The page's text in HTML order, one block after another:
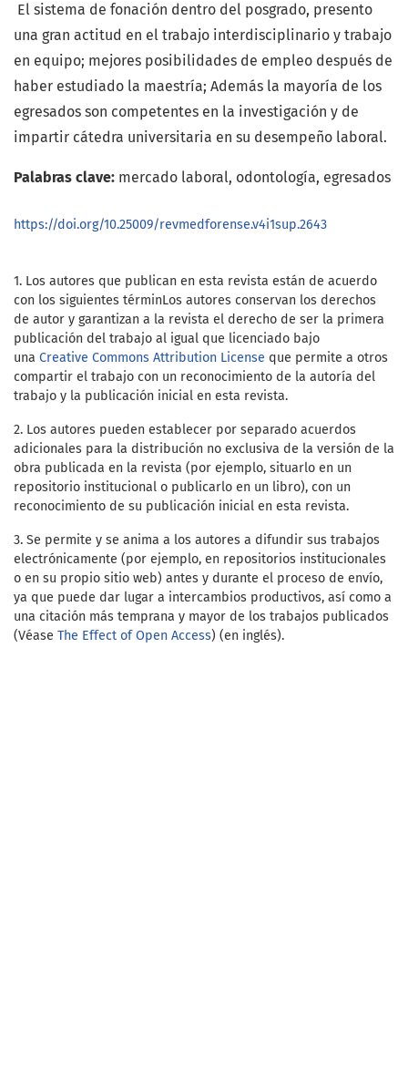
El sistema de fonación dentro del posgrado, presento
una gran actitud en el trabajo interdisciplinario y trabajo
en equipo; mejores posibilidades de empleo después de
haber estudiado la maestría; Además la mayoría de los
egresados son competentes en la investigación y de
impartir cátedra universitaria en su desempeño laboral.
Palabras clave: mercado laboral, odontología, egresados
https://doi.org/10.25009/revmedforense.v4i1sup.2643
1. Los autores que publican en esta revista están de acuerdo
con los siguientes términLos autores conservan los derechos
de autor y garantizan a la revista el derecho de ser la primera
publicación del trabajo al igual que licenciado bajo
una Creative Commons Attribution License que permite a otros
compartir el trabajo con un reconocimiento de la autoría del
trabajo y la publicación inicial en esta revista.
2. Los autores pueden establecer por separado acuerdos
adicionales para la distribución no exclusiva de la versión de la
obra publicada en la revista (por ejemplo, situarlo en un
repositorio institucional o publicarlo en un libro), con un
reconocimiento de su publicación inicial en esta revista.
3. Se permite y se anima a los autores a difundir sus trabajos
electrónicamente (por ejemplo, en repositorios institucionales
o en su propio sitio web) antes y durante el proceso de envío,
ya que puede dar lugar a intercambios productivos, así como a
una citación más temprana y mayor de los trabajos publicados
(Véase The Effect of Open Access) (en inglés).